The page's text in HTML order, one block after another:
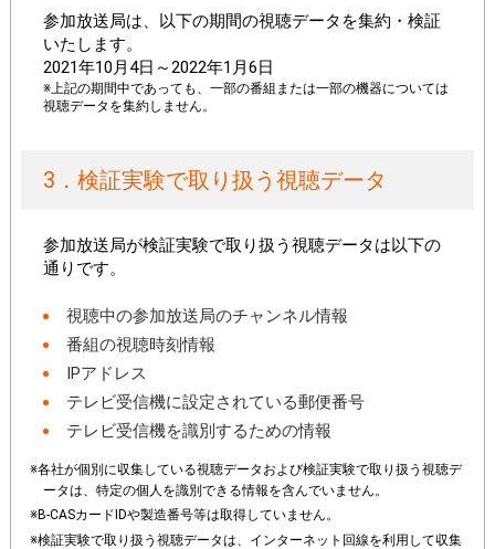
参加放送局は、以下の期間の視聴データを集約・検証
いたします。
2021年10月4日～2022年1月6日
※上記の期間中であっても、一部の番組または一部の機器については
視聴データを集約しません。
3．検証実験で取り扱う視聴データ
参加放送局が検証実験で取り扱う視聴データは以下の
通りです。
視聴中の参加放送局のチャンネル情報
番組の視聴時刻情報
IPアドレス
テレビ受信機に設定されている郵便番号
テレビ受信機を識別するための情報
※各社が個別に収集している視聴データおよび検証実験で取り扱う視聴デ
ータは、特定の個人を識別できる情報を含んでいません。
※B-CASカードIDや製造番号等は取得していません。
※検証実験で取り扱う視聴データは、インターネット回線を利用して収集